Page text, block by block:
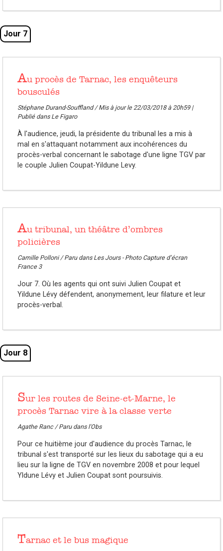
Jour 7
Au procès de Tarnac, les enquêteurs
bousculés
Stéphane Durand-Souffland / Mis à jour le 22/03/2018 à 20h59 |
Publié dans Le Figaro
À l'audience, jeudi, la présidente du tribunal les a mis à
mal en s'attaquant notamment aux incohérences du
procès-verbal concernant le sabotage d'une ligne TGV par
le couple Julien Coupat-Yildune Levy.
Au tribunal, un théâtre d’ombres
policières
Camille Polloni / Paru dans Les Jours - Photo Capture d’écran
France 3
Jour 7. Où les agents qui ont suivi Julien Coupat et
Yildune Lévy défendent, anonymement, leur filature et leur
procès-verbal.
Jour 8
Sur les routes de Seine-et-Marne, le
procès Tarnac vire à la classe verte
Agathe Ranc / Paru dans l'Obs
Pour ce huitième jour d'audience du procès Tarnac, le
tribunal s'est transporté sur les lieux du sabotage qui a eu
lieu sur la ligne de TGV en novembre 2008 et pour lequel
Yldune Lévy et Julien Coupat sont poursuivis.
Tarnac et le bus magique